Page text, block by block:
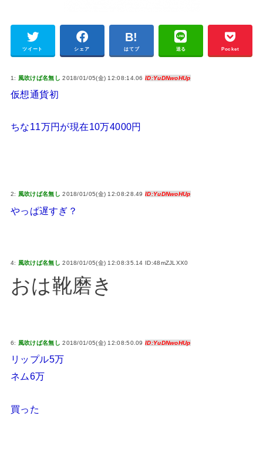
ツイート シェア はてブ 送る Pocket
1: 風吹けば名無し 2018/01/05(金) 12:08:14.06ID:YuDNwoHUp
仮想通貨初
ちな11万円が現在10万4000円
2: 風吹けば名無し 2018/01/05(金) 12:08:28.49ID:YuDNwoHUp
やっぱ遅すぎ？
4: 風吹けば名無し 2018/01/05(金) 12:08:35.14 ID:48mZJLXX0
おは靴磨き
6: 風吹けば名無し 2018/01/05(金) 12:08:50.09ID:YuDNwoHUp
リップル5万
ネム6万
買った